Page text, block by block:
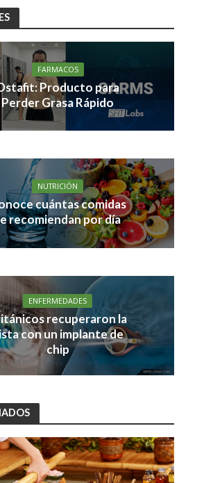
FARMACOS
Producto para
Perder Grasa Rápido
NUTRICIÓN
cuántas comidas
recomiendan por día
ENFERMEDADES
recuperaron la
con un implante de
chip